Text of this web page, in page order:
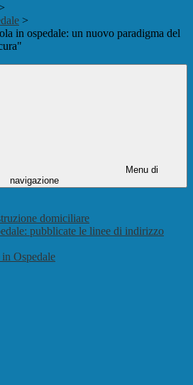
>
in ospedale: un nuovo paradigma del
Menu di
navigazione
domiciliare
pubblicate le linee di indirizzo
Ospedale